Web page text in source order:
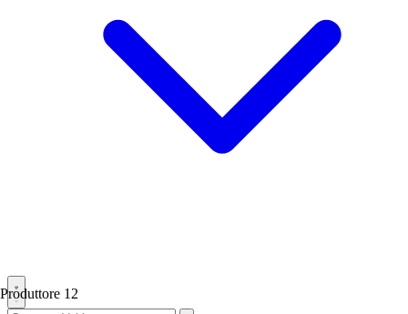
Produttore 12